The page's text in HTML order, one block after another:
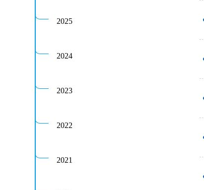
2025
2024
2023
2022
2021